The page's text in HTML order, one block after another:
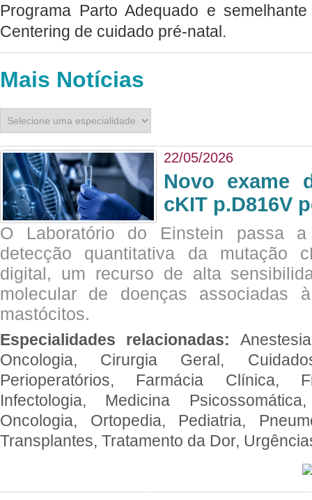
Programa Parto Adequado e
Centering de cuidado pré-natal.
Mais Notícias
22/05/2026
Novo exame
cKIT p.D816V
O Laboratório do Einstein passa
detecção quantitativa da mutação
digital, um recurso de alta
molecular de doenças associadas
mastócitos.
Especialidades relacionadas:
Oncologia, Cirurgia Geral,
Perioperatórios, Farmácia Clínica,
Infectologia, Medicina
Oncologia, Ortopedia, Pediatria,
Transplantes, Tratamento da Dor,